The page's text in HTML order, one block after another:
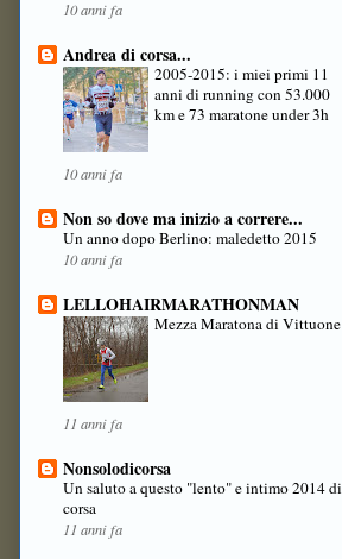
10 anni fa
Andrea di corsa...
2005-2015: i miei primi 11
anni di running con 53.000
km e 73 maratone under 3h
10 anni fa
Non so dove ma inizio a correre...
Un anno dopo Berlino: maledetto 2015
10 anni fa
LELLOHAIRMARATHONMAN
Mezza Maratona di Vittuone
11 anni fa
Nonsolodicorsa
Un saluto a questo "lento" e intimo 2014 di
corsa
11 anni fa